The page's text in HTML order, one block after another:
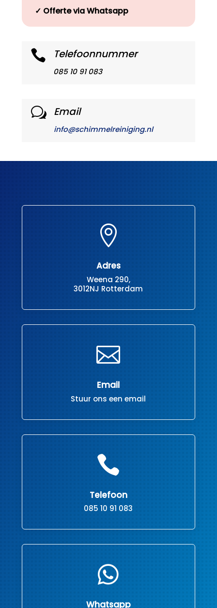
✓ Offerte via Whatsapp
 Telefoonnummer
085 10 91 083
w Email
info@schimmelreiniging.nl

Adres
Weena 290,
3012NJ Rotterdam

Email
Stuur ons een email

Telefoon
085 10 91 083

Whatsapp